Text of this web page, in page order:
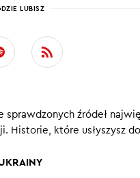
PROWADZĄCY:
Ukraine in brief
LUBISZ
sprawdzonych źródeł
Historie, które usłyszysz